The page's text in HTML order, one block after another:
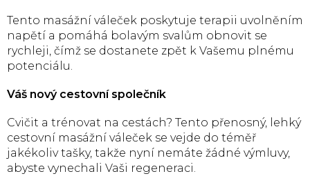
Tento masážní váleček poskytuje terapii uvolněním
napětí a pomáhá bolavým svalům obnovit se
rychleji, čímž se dostanete zpět k Vašemu plnému
potenciálu.
Váš nový cestovní společník
Cvičit a trénovat na cestách? Tento přenosný, lehký
cestovní masážní váleček se vejde do téměř
jakékoliv tašky, takže nyní nemáte žádné výmluvy,
abyste vynechali Vaši regeneraci.